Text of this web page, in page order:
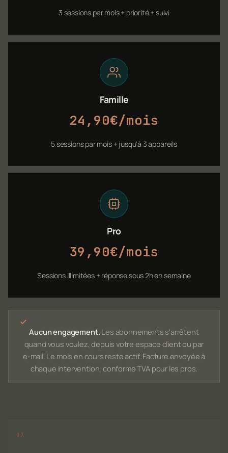
3 sessions par mois + priorité + suivi
Famille
24,90€/mois
5 sessions par mois + jusqu'à 3 appareils
Pro
39,90€/mois
Sessions illimitées + réponse sous 2h en semaine
Aucun engagement. Les abonnements s'arrêtent
quand vous voulez, depuis votre espace client ou par
e-mail. Le mois en cours reste actif. Facture envoyée à
chaque intervention, conforme TVA pour les pros.